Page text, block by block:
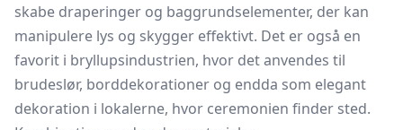
skabe draperinger og baggrundselementer, der kan
manipulere lys og skygger effektivt. Det er også en
favorit i bryllupsindustrien, hvor det anvendes til
brudeslør, borddekorationer og endda som elegant
dekoration i lokalerne, hvor ceremonien finder sted.